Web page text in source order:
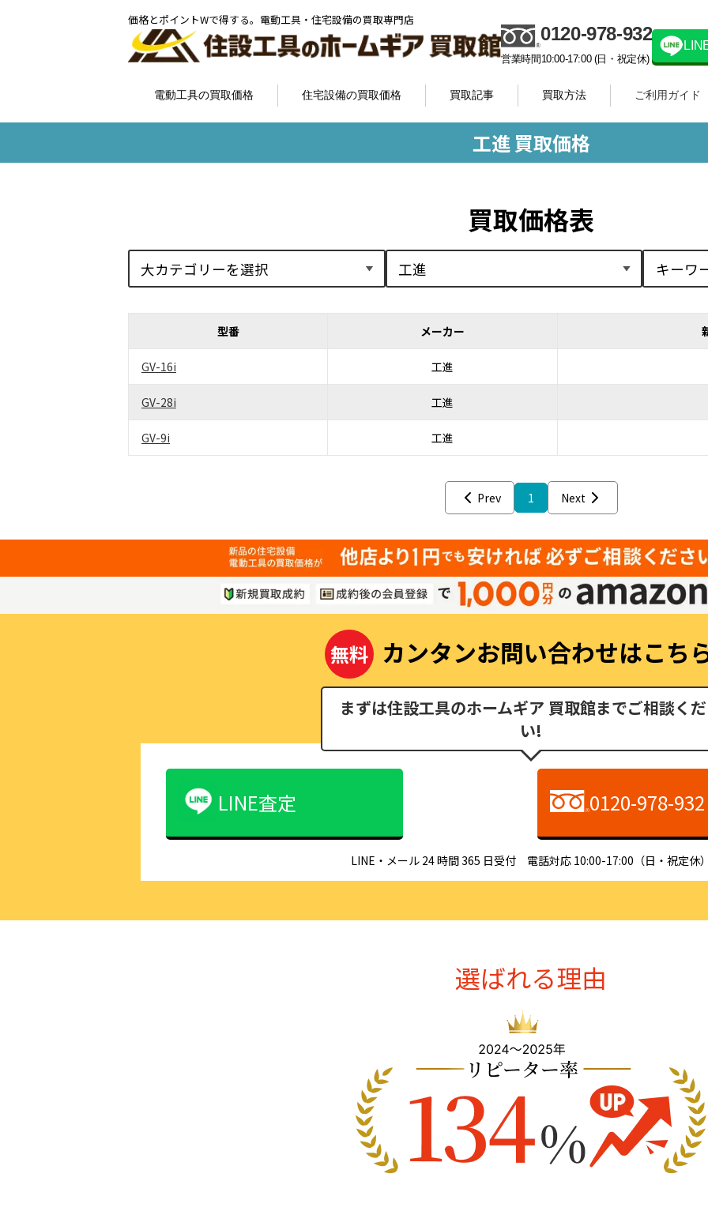
価格とポイントWで得する。電動工具・住宅設備の買取専門店
0120-978-932
営業時間10:00-17:00 (日・祝定休)
電動工具の買取価格 住宅設備の買取価格 買取記事 買取方法 ご利用ガイド
工進 買取価格
買取価格表
型番 メーカー
GV-16i 工進
GV-28i 工進
GV-9i 工進
Prev 1 Next
無料 カンタンお問い合わせはこち
まずは住設工具のホームギア 買取館までご相談く
い!
LINE査定 0120-978-932
LINE・メール 24 時間 365 日受付 電話対応 10:00-17:00（日・祝定休
選ばれる理由